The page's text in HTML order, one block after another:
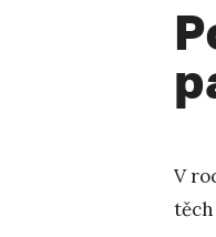
V